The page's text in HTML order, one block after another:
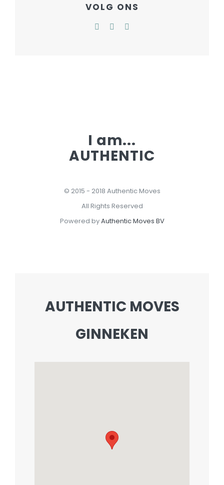
VOLG ONS
I am...
AUTHENTIC
© 2015 - 2018 Authentic Moves
All Rights Reserved
Powered byAuthentic Moves BV
AUTHENTIC MOVES
GINNEKEN